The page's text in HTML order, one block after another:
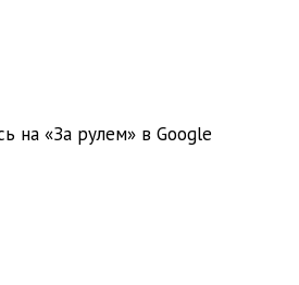
на «За рулем» в Google